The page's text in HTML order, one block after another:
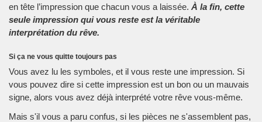
en tête l’impression que chacun vous a laissée. À la fin, cette
seule impression qui vous reste est la véritable
interprétation du rêve.
Si ça ne vous quitte toujours pas
Vous avez lu les symboles, et il vous reste une impression. Si
vous pouvez dire si cette impression est un bon ou un mauvais
signe, alors vous avez déjà interprété votre rêve vous-même.
Mais s'il vous a paru confus, si les pièces ne s'assemblent pas,